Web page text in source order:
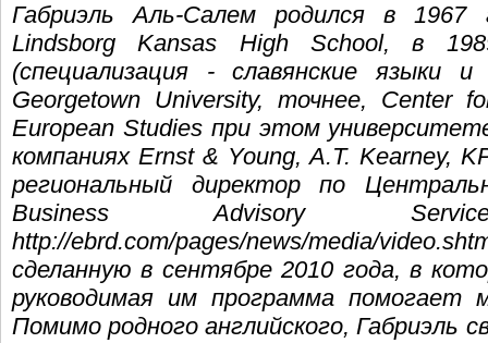
Габриэль Аль-Салем родился в 1967
Lindsborg Kansas High School, в
(специализация - славянские
Georgetown University, точнее, Center
European Studies при этом
компаниях Ernst & Young, A.T. Kearney,
региональный директор по
Business Advisory
http://ebrd.com/pages/news/media/
сделанную в сентябре 2010 года, в
руководимая им программа помогает
Помимо родного английского, Габриэль